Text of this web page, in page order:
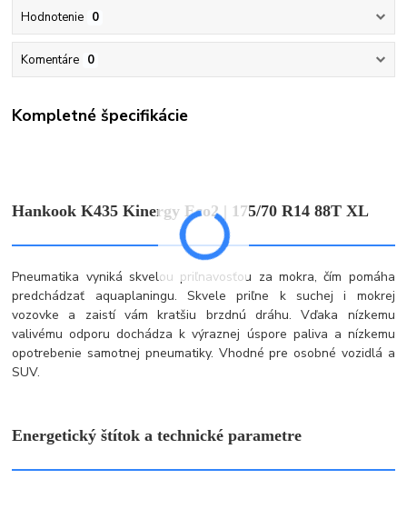
Hodnotenie 0
Komentáre 0
Kompletné špecifikácie
Hankook K435 Kinergy Eco2 | 175/70 R14 88T XL
Pneumatika vyniká skvelou priľnavosťou za mokra, čím pomáha
predchádzať aquaplaningu. Skvele priľne k suchej i mokrej
vozovke a zaistí vám kratšiu brzdnú dráhu. Vďaka nízkemu
valivému odporu dochádza k výraznej úspore paliva a nízkemu
opotrebenie samotnej pneumatiky. Vhodné pre osobné vozidlá a
SUV.
Energetický štítok a technické parametre